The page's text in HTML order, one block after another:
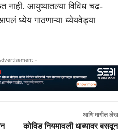
नाही. आयुष्यातल्या विविध चढ-
ध्येय गाठणाऱ्या ध्येयवेड्या
-
आणि मागील लेख
कोविड नियमावली धाब्यावर बसवून